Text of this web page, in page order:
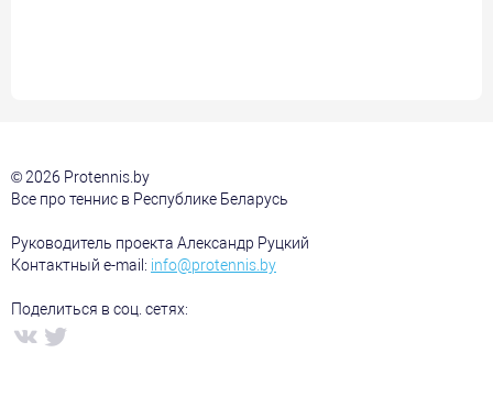
© 2026 Protennis.by
Все про теннис в Республике Беларусь
Руководитель проекта Александр Руцкий
Контактный e-mail: info@protennis.by
Поделиться в соц. сетях: